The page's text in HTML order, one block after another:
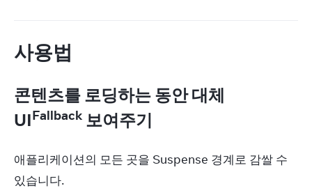
사용법
콘텐츠를 로딩하는 동안 대체
UIFallback 보여주기
애플리케이션의 모든 곳을 Suspense 경계로 감쌀 수
있습니다.